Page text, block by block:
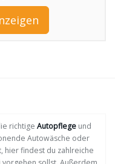
richtige Autopflege und
Autowäsche oder
hier findest du zahlreiche